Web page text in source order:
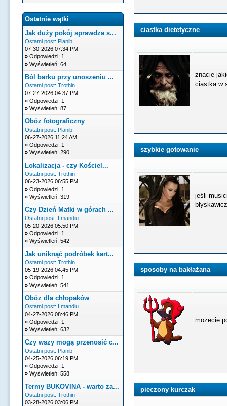
Ostatnie wątki
Jak duży pokój sprawdza s...
Ostatni post: Planib
07-30-2026 07:34 PM
» Odpowiedzi: 1
» Wyświetleń: 64
Ból barku przy unoszeniu ...
Ostatni post: Trothin
07-27-2026 04:37 PM
» Odpowiedzi: 1
» Wyświetleń: 87
Obóz fotograficzny
Ostatni post: Planib
06-27-2026 11:24 AM
» Odpowiedzi: 1
» Wyświetleń: 290
Lokalizacja - czy Kościel...
Ostatni post: Trothin
06-23-2026 06:55 PM
» Odpowiedzi: 1
» Wyświetleń: 319
Czy Dzień Matki w górach ...
Ostatni post: Lmandiu
05-20-2026 05:50 PM
» Odpowiedzi: 1
» Wyświetleń: 542
Jak uniknąć podróbek kart...
Ostatni post: Trothin
05-19-2026 04:45 PM
» Odpowiedzi: 1
» Wyświetleń: 541
Obóz dla chłopaków
Ostatni post: Lmandiu
04-27-2026 08:46 PM
» Odpowiedzi: 1
» Wyświetleń: 632
Czy wszy mogą przenosić c...
Ostatni post: Planib
04-25-2026 06:19 PM
» Odpowiedzi: 1
» Wyświetleń: 558
Termy BUKOVINA - warto za...
Ostatni post: Trothin
03-28-2026 03:06 PM
ciastka dietetyczne
znacie
ciastka w
szybkie gotowanie
jeśli
sposoby na bakłażana
możecie
pieczony kurczak